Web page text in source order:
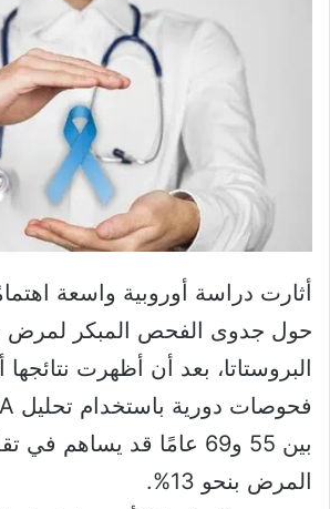
أثارت دراسة أوروبية واسعة
حول جدوى الفحص المبكر
البروستاتا، بعد أن أظهرت نتائجها
بين 55 و69 عامًا قد يساهم
المرض بنحو 13%.